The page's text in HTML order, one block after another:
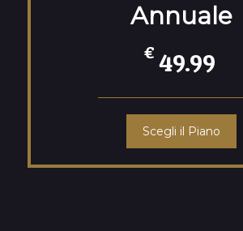
Annuale
€ 49.99
Scegli il Piano